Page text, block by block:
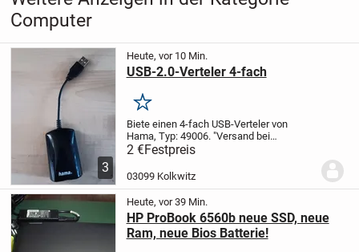
Computer
3
Heute, vor 10 Min.
USB-2.0-Verteler 4-fach
Merken
Biete einen 4-fach USB-Verteler von
Hama, Typ: 49006. "Versand bei
Übernahme der Kosten möglich (3,- EUR
innerhalb BRD). Der Versand erfolgt
sofort nach Zahlung des vereinbarten
2 €Festpreis
03099 Kolkwitz
Heute, vor 39 Min.
HP ProBook 6560b neue SSD, neue
Ram, neue Bios Batterie!